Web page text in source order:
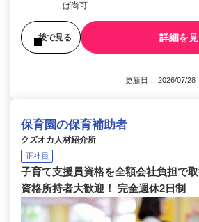
ば尚可
後で見る 詳細を
更新日： 2026/07/
保育園の保育補助者
クズオカ人材紹介所
正社員
子育て支援員資格を全額会社負担で
資格所持者大歓迎！ 完全週休2日制